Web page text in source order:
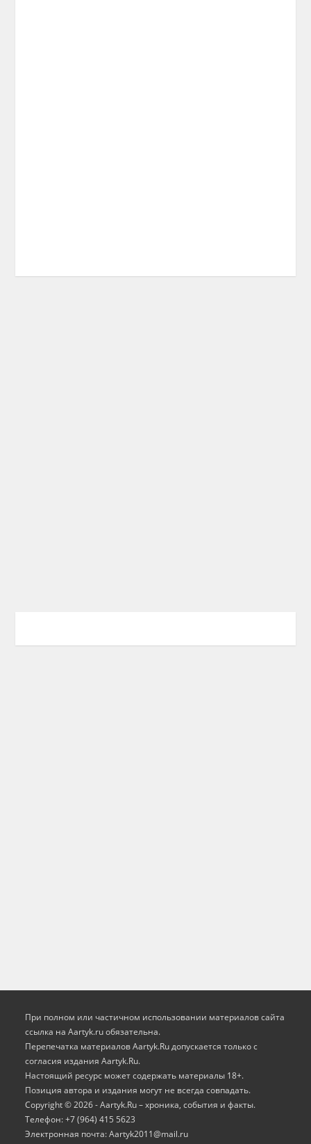
При полном или частичном использовании материалов сайта
ссылка на Aartyk.ru oбязательна.
Перепечатка материалов Aartyk.Ru допускается только с
согласия издания Aartyk.Ru.
Настоящий ресурс может содержать материалы 18+.
Позиция автора и издания могут не всегда совпадать.
Copyright © 2026 - Aartyk.Ru – хроника, события и факты.
Телефон: +7 (964) 415 5623
Электронная почта: Aartyk2011@mail.ru